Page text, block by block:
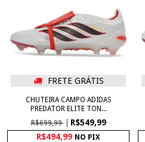
FRETE GRÁTIS
CHUTEIRA CAMPO ADIDAS
PREDATOR ELITE TON...
R$699,99
R$549,99
R$494,99 NO PIX